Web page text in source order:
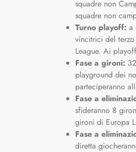
squadre non
squadre non
Turno playoff: a
vincitrici del
League. Ai
Fase a gironi:
playground dei
parteciperanno
Fase a
sfideranno 8
gironi di Europa
Fase a
diretta